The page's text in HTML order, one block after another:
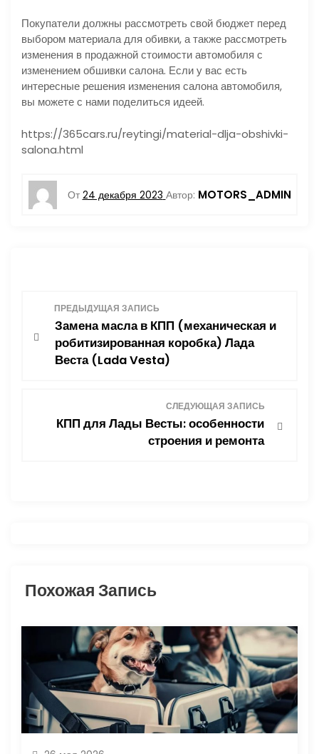
Покупатели должны рассмотреть свой бюджет перед
выбором материала для обивки, а также рассмотреть
изменения в продажной стоимости автомобиля с
изменением обшивки салона. Если у вас есть
интересные решения изменения салона автомобиля,
вы можете с нами поделиться идеей.
https://365cars.ru/reytingi/material-dlja-obshivki-
salona.html
От 24 декабря 2023 Автор: MOTORS_ADMIN
п
о
з
а
п
ПРЕДЫДУЩАЯ ЗАПИСЬ
Замена масла в КПП (механическая и
робитизированная коробка) Лада
Веста (Lada Vesta)
СЛЕДУЮЩАЯ ЗАПИСЬ
КПП для Лады Весты: особенности
строения и ремонта
Похожая Запись